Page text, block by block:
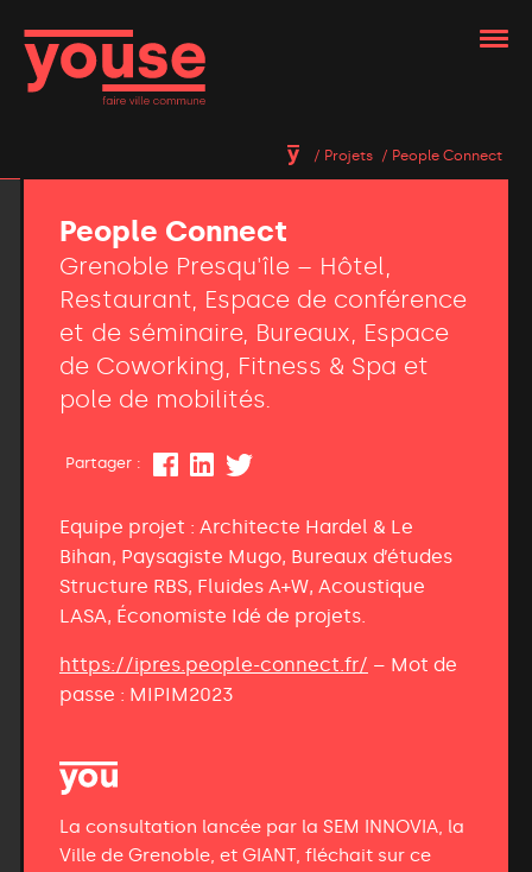
Projets People Connect
People Connect
Grenoble Presqu'île – Hôtel,
Restaurant, Espace de conférence
et de séminaire, Bureaux, Espace
de Coworking, Fitness & Spa et
pole de mobilités.
Partager :
Equipe projet : Architecte Hardel & Le
Bihan, Paysagiste Mugo, Bureaux d’études
Structure RBS, Fluides A+W, Acoustique
LASA, Économiste Idé de projets.
https://ipres.people-connect.fr/ – Mot de
passe : MIPIM2023
La consultation lancée par la SEM INNOVIA, la
Ville de Grenoble, et GIANT, fléchait sur ce